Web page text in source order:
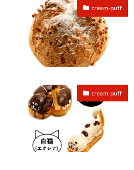
cream-puff
cream-puff